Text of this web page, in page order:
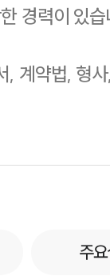
경력이 있습
계약법, 형
주